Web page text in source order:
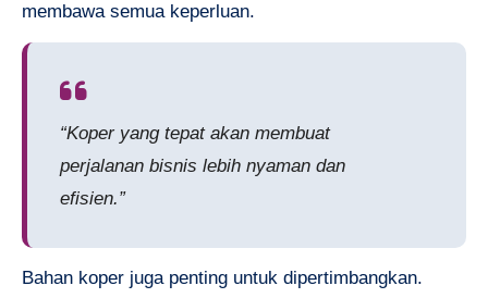
membawa semua keperluan.
“Koper yang tepat akan membuat
perjalanan bisnis lebih nyaman dan
efisien.”
Bahan koper juga penting untuk dipertimbangkan.